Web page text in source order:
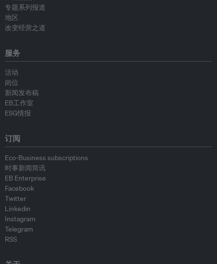
专题系列报道
地区
改变经营之道
服务
活动
岗位
新闻发布稿
EB工作室
ESG情报
订阅
Eco-Business subscriptions
时事新闻简讯
EB Enterprise
Facebook
Twitter
Linkedin
Instagram
Telegram
RSS